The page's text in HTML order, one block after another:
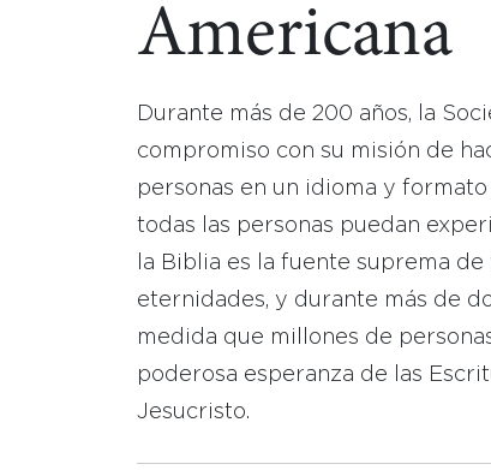
Americana
Durante más de 200 años, la
compromiso con su misión de
personas en un idioma y
todas las personas puedan
la Biblia es la fuente suprema
eternidades, y durante más de
medida que millones de
poderosa esperanza de las
Jesucristo.